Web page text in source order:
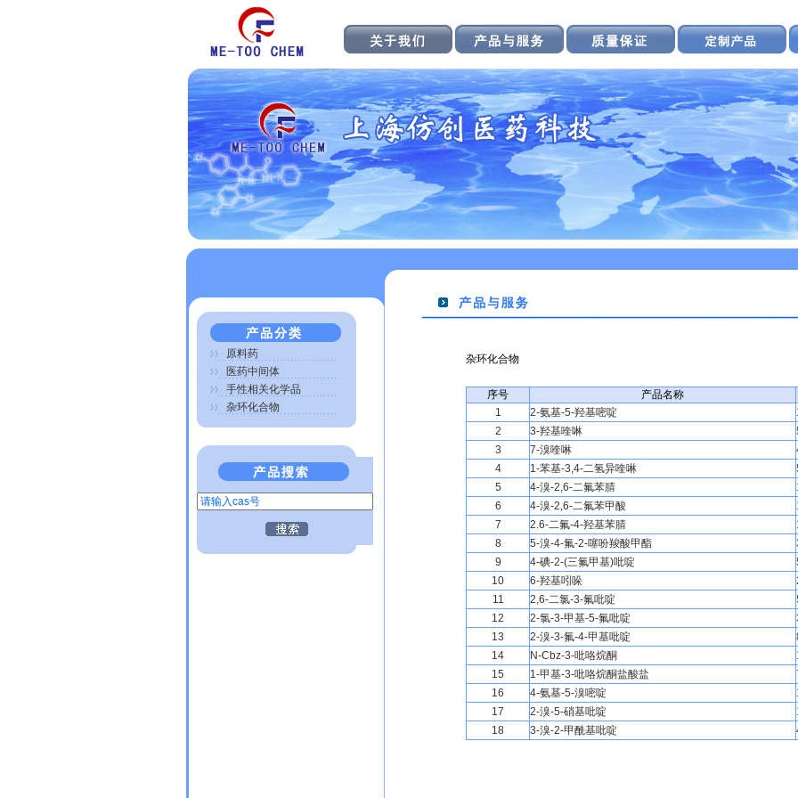
原料药
医药中间体
手性相关化学品
杂环化合物
杂环化合物
序号
产品名称
1
2-氨基-5-羟基嘧啶
2
3-羟基喹啉
3
7-溴喹啉
4
1-苯基-3,4-二氢异喹啉
5
4-溴-2,6-二氟苯腈
6
4-溴-2,6-二氟苯甲酸
7
2.6-二氟-4-羟基苯腈
8
5-溴-4-氟-2-噻吩羧酸甲酯
9
4-碘-2-(三氟甲基)吡啶
10
6-羟基吲哚
11
2,6-二氯-3-氟吡啶
12
2-氯-3-甲基-5-氟吡啶
13
2-溴-3-氟-4-甲基吡啶
14
N-Cbz-3-吡咯烷酮
15
1-甲基-3-吡咯烷酮盐酸盐
16
4-氨基-5-溴嘧啶
17
2-溴-5-硝基吡啶
18
3-溴-2-甲酰基吡啶